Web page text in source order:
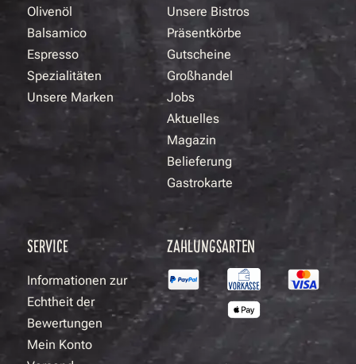
Olivenöl
Balsamico
Espresso
Spezialitäten
Unsere Marken
Unsere Bistros
Präsentkörbe
Gutscheine
Großhandel
Jobs
Aktuelles
Magazin
Belieferung
Gastrokarte
SERVICE
Informationen zur
Echtheit der
Bewertungen
Mein Konto
ZAHLUNGSARTEN